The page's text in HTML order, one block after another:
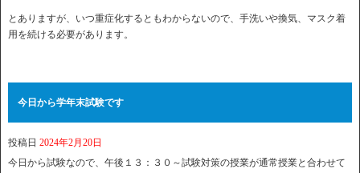
とありますが、いつ重症化するともわからないので、手洗いや換気、マスク着
用を続ける必要があります。
今日から学年末試験です
投稿日 2024年2月20日
今日から試験なので、午後１３：３０～試験対策の授業が通常授業と合わせて